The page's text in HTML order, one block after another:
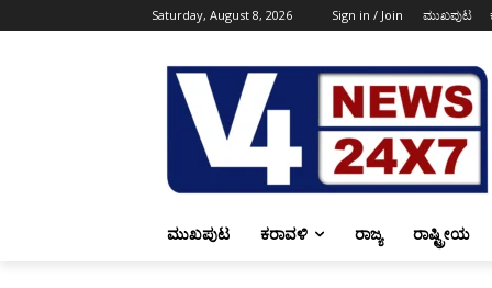
Saturday, August 8, 2026 Sign in / Join ಮುಖಪುಟ
ಮುಖಪುಟ ಕರಾವಳಿ ರಾಜ್ಯ ರಾಷ್ಟ್ರೀಯ